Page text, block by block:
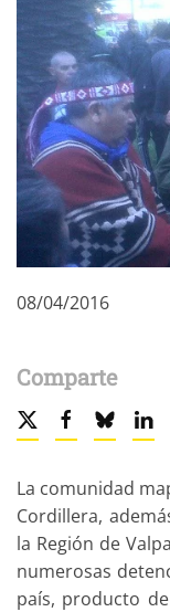
08/04/2016
Comparte
La comunidad
Cordillera,
la Región de
numerosas
país, producto